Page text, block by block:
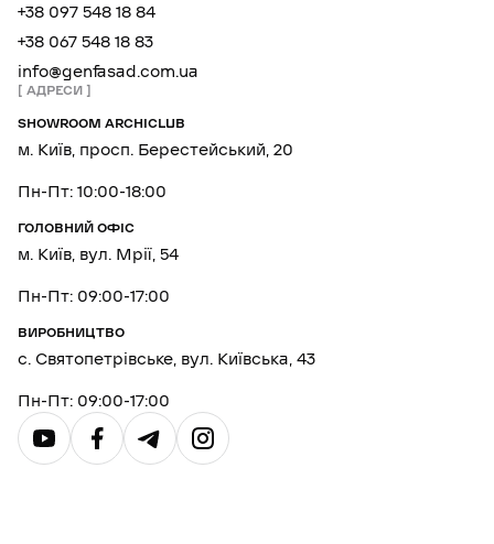
+38 097 548 18 84
+38 067 548 18 83
info@genfasad.com.ua
АДРЕСИ
SHOWROOM ARCHICLUB
м. Київ, просп. Берестейський, 20
Пн-Пт: 10:00-18:00
ГОЛОВНИЙ ОФІС
м. Київ, вул. Мрії, 54
Пн-Пт: 09:00-17:00
ВИРОБНИЦТВО
с. Святопетрівське, вул. Київська, 43
Пн-Пт: 09:00-17:00